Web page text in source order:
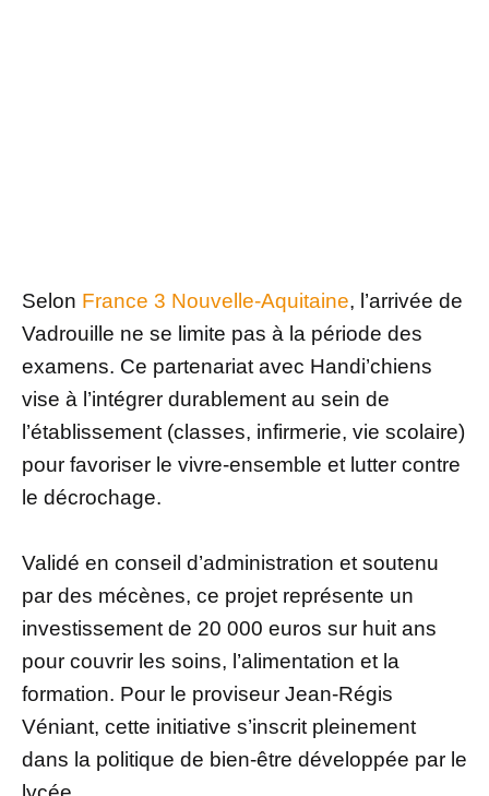
Selon France 3 Nouvelle-Aquitaine, l’arrivée de
Vadrouille ne se limite pas à la période des
examens. Ce partenariat avec Handi’chiens
vise à l’intégrer durablement au sein de
l’établissement (classes, infirmerie, vie scolaire)
pour favoriser le vivre-ensemble et lutter contre
le décrochage.
Validé en conseil d’administration et soutenu
par des mécènes, ce projet représente un
investissement de 20 000 euros sur huit ans
pour couvrir les soins, l’alimentation et la
formation. Pour le proviseur Jean-Régis
Véniant, cette initiative s’inscrit pleinement
dans la politique de bien-être développée par le